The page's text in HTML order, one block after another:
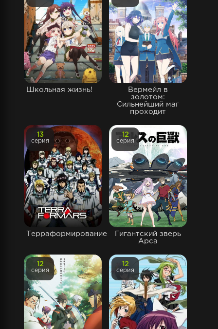
Школьная жизнь!
Вермейл в
золотом:
Сильнейший маг
проходит
Терраформирование
13
серия
Гигантский зверь
Арса
12
серия
12
серия
12
серия